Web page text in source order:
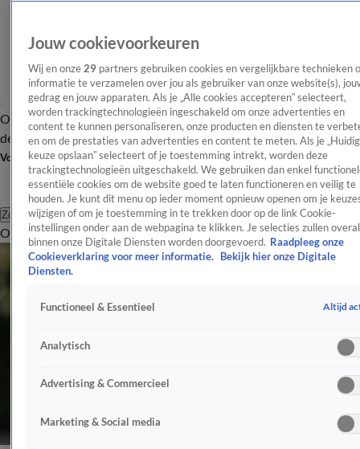
OverzichtAfleveringen Entertainment TV Algemeen
Tip
de redactieNieuwsbrief
Volg Shownieuws
Zoeken
OverzichtEntertainmentSpraakmakendRealityCrimeVideo's
Jouw cookievoorkeuren
Wij en onze 29 partners gebruiken cookies en vergelijkbare technieken
informatie te verzamelen over jou als gebruiker van onze website(s),
gedrag en jouw apparaten. Als je „Alle cookies accepteren” selecteert,
worden trackingtechnologieën ingeschakeld om onze advertenties en
content te kunnen personaliseren, onze producten en diensten te
en om de prestaties van advertenties en content te meten. Als je
keuze opslaan” selecteert of je toestemming intrekt, worden deze
trackingtechnologieën uitgeschakeld. We gebruiken dan enkel
essentiële cookies om de website goed te laten functioneren en veilig te
houden. Je kunt dit menu op ieder moment opnieuw openen om je
wijzigen of om je toestemming in te trekken door op de link Cookie-
instellingen onder aan de webpagina te klikken. Je selecties zullen overal
binnen onze Digitale Diensten worden doorgevoerd. Raadpleeg onze
Cookieverklaring voor meer informatie.
Bekijk hier onze Digitale
Diensten.
Functioneel & Essentieel Altijd
Analytisch
Advertising & Commercieel
Marketing & Social media